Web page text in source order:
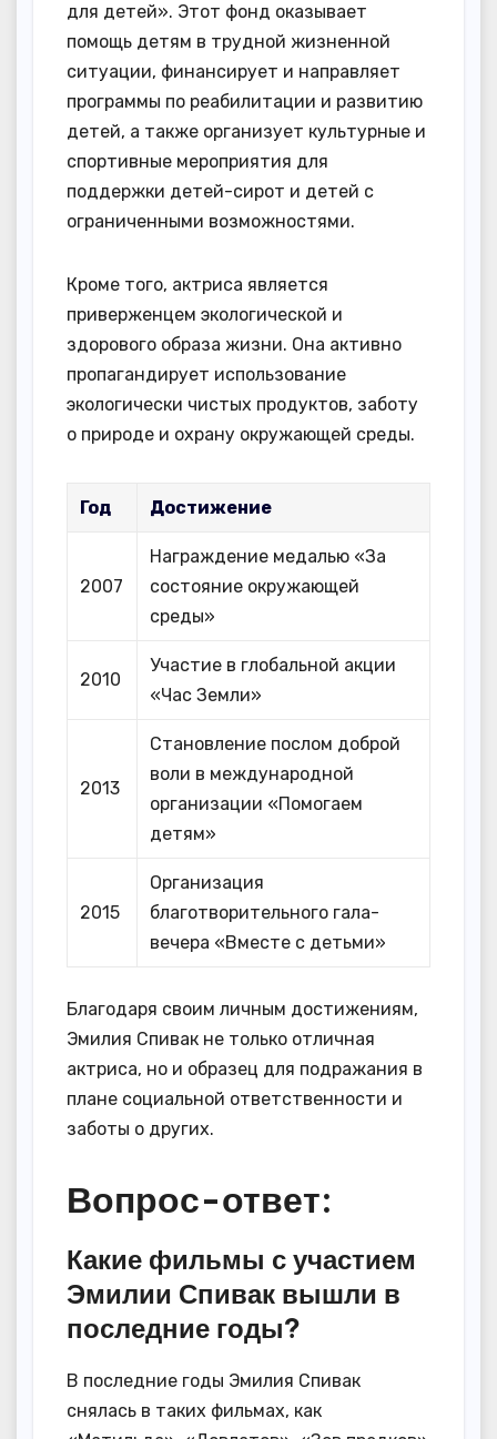
для детей». Этот фонд оказывает
помощь детям в трудной жизненной
ситуации, финансирует и направляет
программы по реабилитации и развитию
детей, а также организует культурные и
спортивные мероприятия для
поддержки детей-сирот и детей с
ограниченными возможностями.
Кроме того, актриса является
приверженцем экологической и
здорового образа жизни. Она активно
пропагандирует использование
экологически чистых продуктов, заботу
о природе и охрану окружающей среды.
Год Достижение
2007
Награждение медалью «За
состояние окружающей
среды»
2010
Участие в глобальной акции
«Час Земли»
2013
Становление послом доброй
воли в международной
организации «Помогаем
детям»
2015
Организация
благотворительного гала-
вечера «Вместе с детьми»
Благодаря своим личным достижениям,
Эмилия Спивак не только отличная
актриса, но и образец для подражания в
плане социальной ответственности и
заботы о других.
Вопрос-ответ:
Какие фильмы с участием
Эмилии Спивак вышли в
последние годы?
В последние годы Эмилия Спивак
снялась в таких фильмах, как